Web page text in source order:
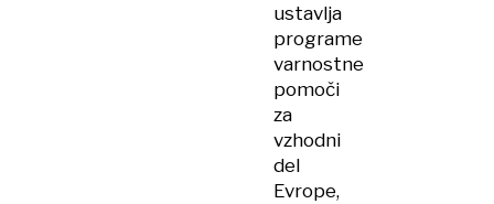
ustavlja
programe
varnostne
pomoči
za
vzhodni
del
Evrope,